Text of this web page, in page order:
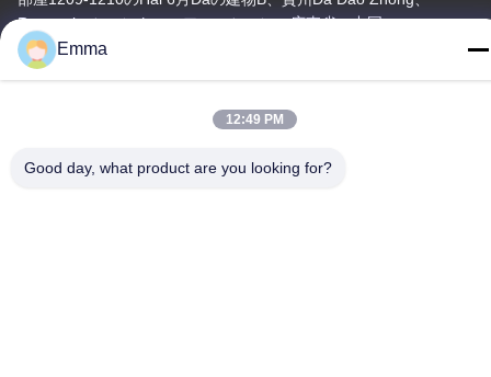
Ronggui、シュントー、フォーシャン、広東省、中国
テレ
Emma
12:49 PM
Good day, what product are you looking for?